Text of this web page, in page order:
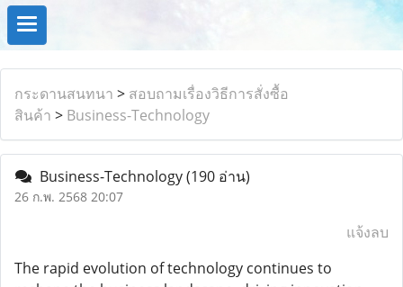
กระดานสนทนา > สอบถามเรื่องวิธีการสั่งซื้อ
สินค้า > Business-Technology
Business-Technology(190 อ่าน)
26 ก.พ. 2568 20:07
แจ้งลบ
The rapid evolution of technology continues to